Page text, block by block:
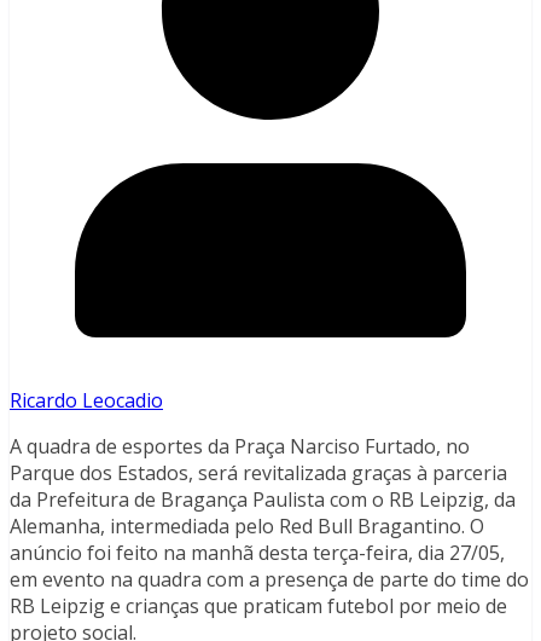
Ricardo Leocadio
A quadra de esportes da Praça Narciso Furtado, no
Parque dos Estados, será revitalizada graças à parceria
da Prefeitura de Bragança Paulista com o RB Leipzig, da
Alemanha, intermediada pelo Red Bull Bragantino. O
anúncio foi feito na manhã desta terça-feira, dia 27/05,
em evento na quadra com a presença de parte do time do
RB Leipzig e crianças que praticam futebol por meio de
projeto social.